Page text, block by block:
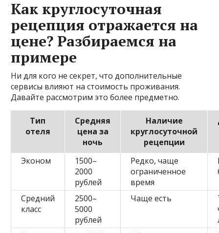
Как круглосуточная
рецепция отражается на
цене? Разбираемся на
примере
Ни для кого не секрет, что дополнительные
сервисы влияют на стоимость проживания.
Давайте рассмотрим это более предметно.
Тип
отеля
Средняя
цена за
ночь
Наличие
круглосуточной
рецепции
Эконом
1500–
2000
рублей
Редко, чаще
ограниченное
время
Средний
класс
2500–
5000
рублей
Чаще есть